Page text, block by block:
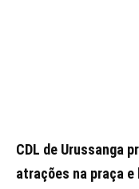
CDL de Urussanga
atrações na praça e